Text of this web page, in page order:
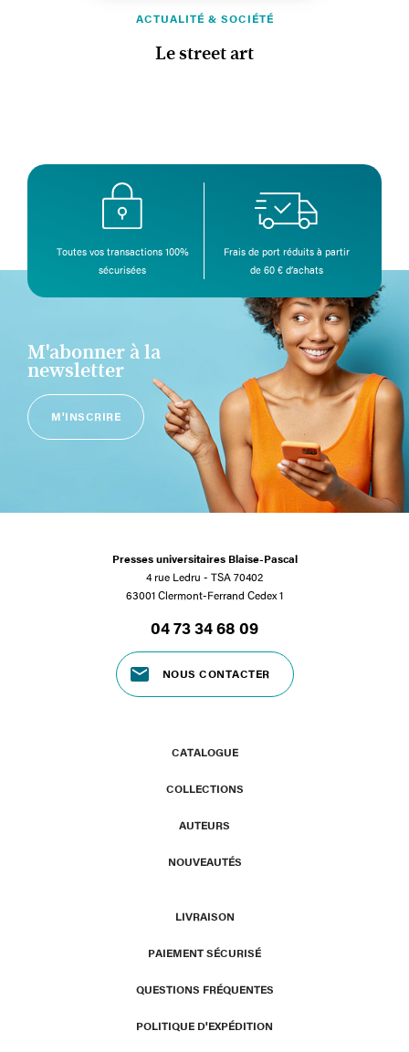
ACTUALITÉ & SOCIÉTÉ
Le street art
Toutes vos transactions 100%
sécurisées
Frais de port réduits à partir
de 60 € d’achats
M'abonner à la
newsletter
M'INSCRIRE
Presses universitaires Blaise-Pascal
4 rue Ledru - TSA 70402
63001 Clermont-Ferrand Cedex 1
04 73 34 68 09
NOUS CONTACTER
CATALOGUE
COLLECTIONS
AUTEURS
NOUVEAUTÉS
LIVRAISON
PAIEMENT SÉCURISÉ
QUESTIONS FRÉQUENTES
POLITIQUE D'EXPÉDITION